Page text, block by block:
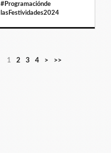
#Programaciónde
lasFestividades2024
1 2 3 4 > >>